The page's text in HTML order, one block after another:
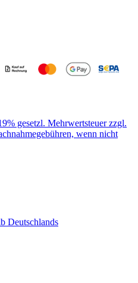
gesetzl. Mehrwertsteuer zzgl.
wenn nicht
Deutschlands